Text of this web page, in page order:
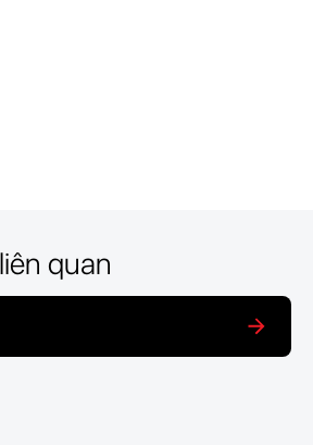
quan